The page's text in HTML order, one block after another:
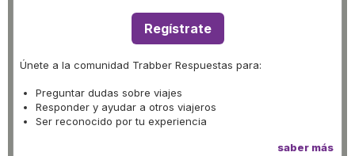
Regístrate
Únete a la comunidad Trabber Respuestas para:
Preguntar dudas sobre viajes
Responder y ayudar a otros viajeros
Ser reconocido por tu experiencia
saber más